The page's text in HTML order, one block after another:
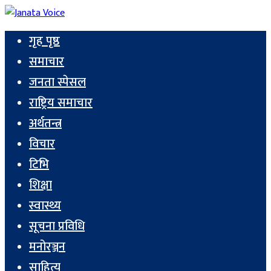
गृह पृष्ठ
समाचार
जनता स्पेसल
राष्ट्रिय समाचार
अर्थतन्त्र
विचार
टिभि
शिक्षा
स्वास्थ्य
सूचना प्रविधि
मनोरञ्जन